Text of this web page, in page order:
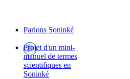
Parlons Soninké
Projet d'un mini-
manuel de termes
scientifiques en
Soninké